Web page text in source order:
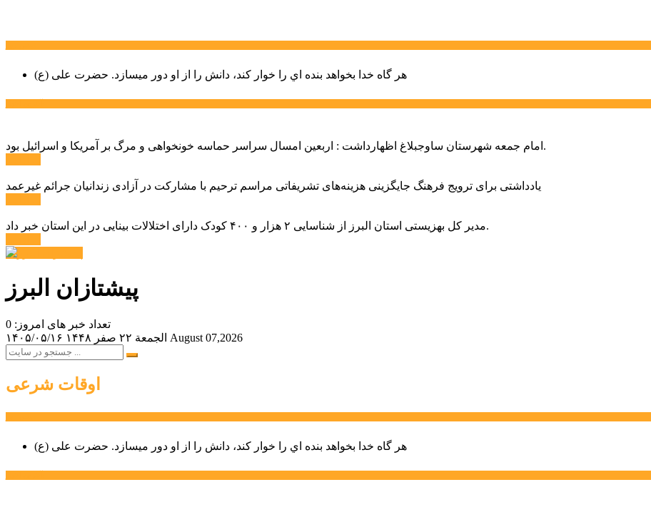
هر گاه خدا بخواهد بنده اي را خوار كند، دانش را از او دور میسازد. حضرت علی (ع)
امام جمعه شهرستان ساوجبلاغ اظهارداشت : اربعین امسال سراسر حماسه خونخواهی و مرگ بر آمریکا و اسرائیل بود.
یادداشتی برای ترویج فرهنگ جایگزینی هزینه‌های تشریفاتی مراسم ترحیم با مشارکت در آزادی زندانیان جرائم غیرعمد
مدیر کل بهزیستی استان البرز از شناسایی ۲ هزار و ۴۰۰ کودک دارای اختلالات بینایی در این استان خبر داد.
پیشتازان البرز
تعداد خبر های امروز: 0
۱۴۰۵/۰۵/۱۶
الجمعة ۲۲ صفر ۱۴۴۸ August 07,2026
اوقات شرعی
هر گاه خدا بخواهد بنده اي را خوار كند، دانش را از او دور میسازد. حضرت علی (ع)